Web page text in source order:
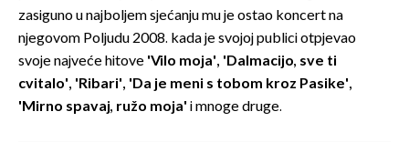
zasiguno u najboljem sjećanju mu je ostao koncert na
njegovom Poljudu 2008. kada je svojoj publici otpjevao
svoje najveće hitove 'Vilo moja', 'Dalmacijo, sve ti
cvitalo', 'Ribari', 'Da je meni s tobom kroz Pasike',
'Mirno spavaj, ružo moja' i mnoge druge.